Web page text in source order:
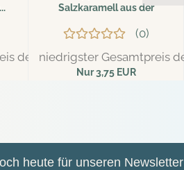
der letzten 30 Tage: 4,19 EUR
Salzkaramell aus der
0
niedrigster Gesamtpreis
Nur 3,75 EUR
heute für unseren Newsletter